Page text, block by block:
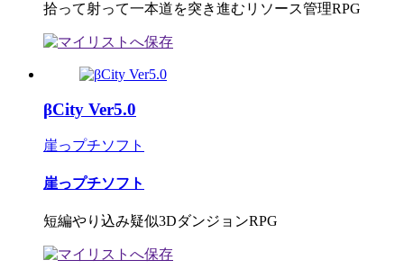
拾って射って一本道を突き進むリソース管理RPG
βCity Ver5.0
崖っプチソフト
崖っプチソフト
短編やり込み疑似3DダンジョンRPG